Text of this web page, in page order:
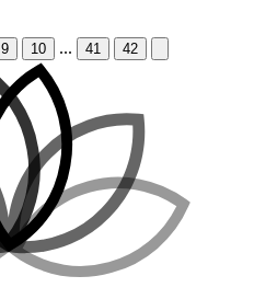
9 10 ... 41 42